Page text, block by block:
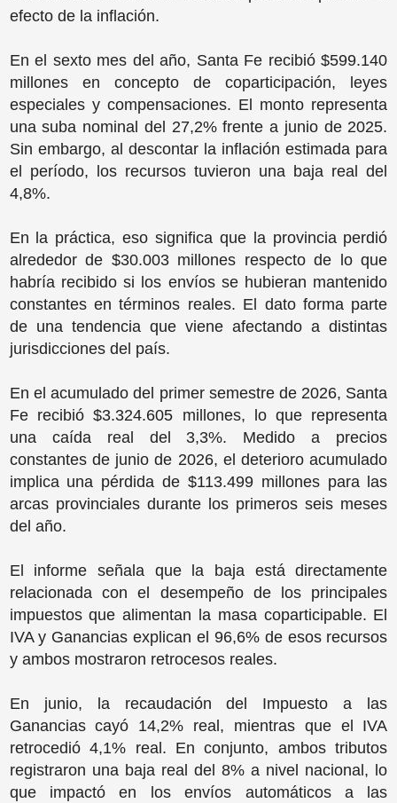
efecto de la inflación.
En el sexto mes del año, Santa Fe recibió $599.140
millones en concepto de coparticipación, leyes
especiales y compensaciones. El monto representa
una suba nominal del 27,2% frente a junio de 2025.
Sin embargo, al descontar la inflación estimada para
el período, los recursos tuvieron una baja real del
4,8%.
En la práctica, eso significa que la provincia perdió
alrededor de $30.003 millones respecto de lo que
habría recibido si los envíos se hubieran mantenido
constantes en términos reales. El dato forma parte
de una tendencia que viene afectando a distintas
jurisdicciones del país.
En el acumulado del primer semestre de 2026, Santa
Fe recibió $3.324.605 millones, lo que representa
una caída real del 3,3%. Medido a precios
constantes de junio de 2026, el deterioro acumulado
implica una pérdida de $113.499 millones para las
arcas provinciales durante los primeros seis meses
del año.
El informe señala que la baja está directamente
relacionada con el desempeño de los principales
impuestos que alimentan la masa coparticipable. El
IVA y Ganancias explican el 96,6% de esos recursos
y ambos mostraron retrocesos reales.
En junio, la recaudación del Impuesto a las
Ganancias cayó 14,2% real, mientras que el IVA
retrocedió 4,1% real. En conjunto, ambos tributos
registraron una baja real del 8% a nivel nacional, lo
que impactó en los envíos automáticos a las